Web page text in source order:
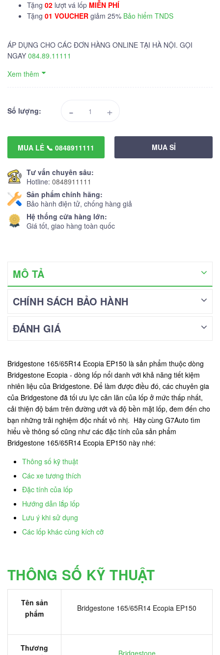
Tặng 02 lượt vá lốp MIỄN PHÍ
Tặng 01 VOUCHER giảm 25% Bảo hiểm TNDS
ÁP DỤNG CHO CÁC ĐƠN HÀNG ONLINE TẠI HÀ NỘI. GỌI
NGAY 084.89.11111
Xem thêm
Số lượng: - +
MUA LẺ 📞 0848911111 MUA SỈ
Tư vấn chuyên sâu:
Hotline: 0848911111
Sản phẩm chính hãng:
Bảo hành điện tử, chống hàng giả
Hệ thống cửa hàng lớn:
Giá tốt, giao hàng toàn quốc
MÔ TẢ
CHÍNH SÁCH BẢO HÀNH
ĐÁNH GIÁ
Bridgestone 165/65R14 Ecopia EP150 là sản phẩm thuộc dòng
Bridgestone Ecopia - dòng lốp nổi danh với khả năng tiết kiệm
nhiên liệu của Bridgestone. Để làm được điều đó, các chuyên gia
của Bridgestone đã tối ưu lực cản lăn của lốp ở mức thấp nhất,
cải thiện độ bám trên đường ướt và độ bền mặt lốp, đem đến cho
bạn những trải nghiệm độc nhất vô nhị. Hãy cùng G7Auto tìm
hiểu về thông số cũng như các đặc tính của sản phẩm
Bridgestone 165/65R14 Ecopia EP150 này nhé:
Thông số kỹ thuật
Các xe tương thích
Đặc tính của lốp
Hướng dẫn lắp lốp
Lưu ý khi sử dụng
Các lốp khác cùng kích cỡ
THÔNG SỐ KỸ THUẬT
Tên sản
phẩm
Bridgestone 165/65R14 Ecopia EP150
Thương
Bridgestone